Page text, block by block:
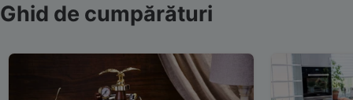
Ghid de cumpărături